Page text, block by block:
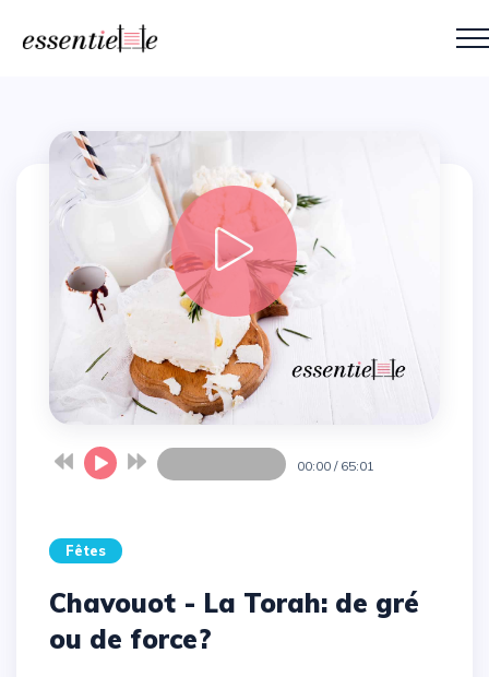
00:00 / 65:01
Fêtes
Chavouot - La Torah: de gré
ou de force?